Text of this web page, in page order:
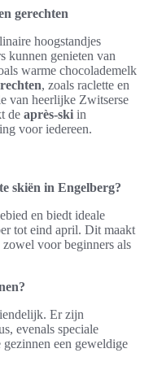
gerechten
hoogstandjes
kunnen genieten van
warme chocolademelk
, zoals raclette en
van heerlijke Zwitserse
de après-ski in
voor iedereen.
skiën in Engelberg?
en biedt ideale
tot eind april. Dit maakt
voor beginners als
Er zijn
evenals speciale
een geweldige